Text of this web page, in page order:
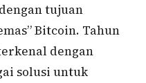
tujuan
Bitcoin. Tahun
dengan
solusi untuk